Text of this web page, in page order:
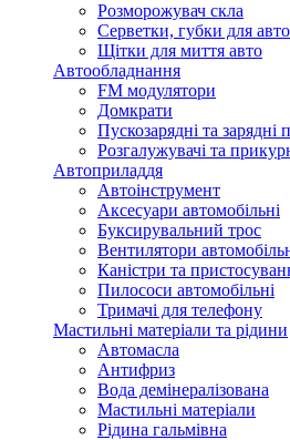
Розморожувач скла
Серветки, губки для авто
Щітки для миття авто
Автообладнання
FM модулятори
Домкрати
Пускозарядні та зарядні
Розгалужувачі та
Автоприладдя
Автоінструмент
Аксесуари автомобільні
Буксирувальний трос
Вентилятори
Каністри та
Пилососи автомобільні
Тримачі для телефону
Мастильні матеріали та рідини
Автомасла
Антифриз
Вода демінералізована
Мастильні матеріали
Рідина гальмівна